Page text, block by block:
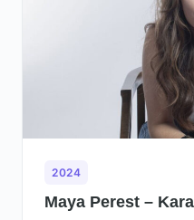
2024
Maya Perest –